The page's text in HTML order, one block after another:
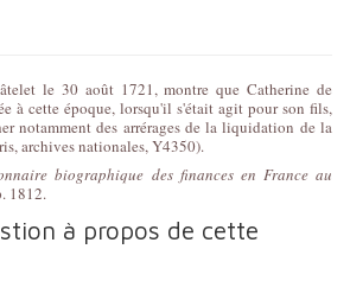
le 30 août 1721, montre que Catherine de
à cette époque, lorsqu'il s'était agit pour son fils,
notamment des arrérages de la liquidation de la
archives nationales, Y4350).
biographique des finances en France au
1812.
à propos de cette